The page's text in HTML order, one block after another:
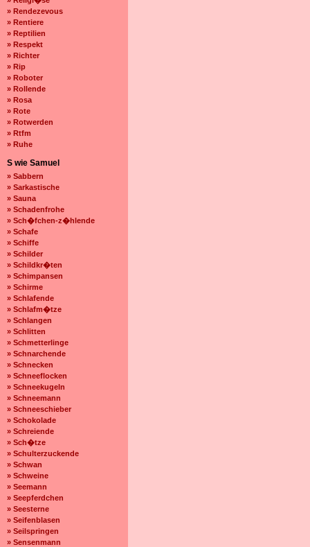
» Rendezevous
» Rentiere
» Reptilien
» Respekt
» Richter
» Rip
» Roboter
» Rollende
» Rosa
» Rote
» Rotwerden
» Rtfm
» Ruhe
S wie Samuel
» Sabbern
» Sarkastische
» Sauna
» Schadenfrohe
» Sch�fchen-z�hlende
» Schafe
» Schiffe
» Schilder
» Schildkr�ten
» Schimpansen
» Schirme
» Schlafende
» Schlafm�tze
» Schlangen
» Schlitten
» Schmetterlinge
» Schnarchende
» Schnecken
» Schneeflocken
» Schneekugeln
» Schneemann
» Schneeschieber
» Schokolade
» Schreiende
» Sch�tze
» Schulterzuckende
» Schwan
» Schweine
» Seemann
» Seepferdchen
» Seesterne
» Seifenblasen
» Seilspringen
» Sensenmann